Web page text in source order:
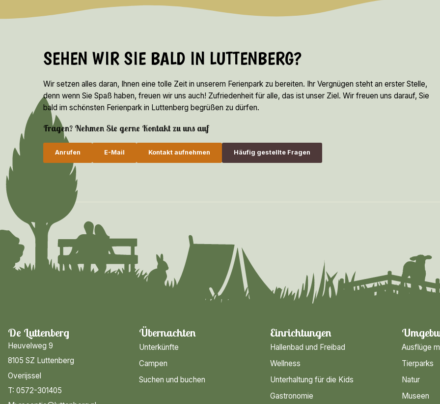
SEHEN WIR SIE BALD IN LUTTENBERG?
Wir setzen alles daran, Ihnen eine tolle Zeit in unserem Ferienpark zu bereiten. Ihr Vergnügen steht an erster Stelle,
denn wenn Sie Spaß haben, freuen wir uns auch! Zufriedenheit für alle, das ist unser Ziel. Wir freuen uns darauf, Sie
bald im schönsten Ferienpark in Luttenberg begrüßen zu dürfen.
Fragen? Nehmen Sie gerne Kontakt zu uns auf
Anrufen E-Mail Kontakt aufnehmen Häufig gestellte Fragen
De Luttenberg
Heuvelweg 9
8105 SZ Luttenberg
Overijssel
T: 0572-301405
Übernachten
Unterkünfte
Campen
Suchen und buchen
Einrichtungen
Hallenbad und Freibad
Wellness
Unterhaltung für die Kids
Gastronomie
Ausflüge
Tierparks
Natur
Museen